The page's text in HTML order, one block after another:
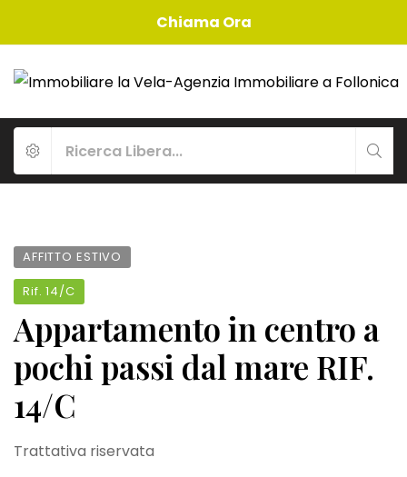
Chiama Ora
AFFITTO ESTIVO
Rif.14/C
Appartamento in centro a
pochi passi dal mare RIF.
14/C
Trattativa riservata